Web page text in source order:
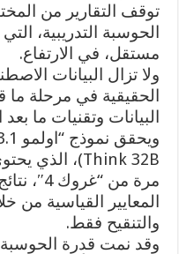
توقف التقارير من
الحوسبة التدريبية،
مستقل، في الارتفاع.
ولا تزال البيانات
الحقيقية في مرحلة ما
البيانات وتقنيات ما
مرة من
المعايير القياسية من
والتنقيح فقط.
وقد نمت قدرة الحوسبة